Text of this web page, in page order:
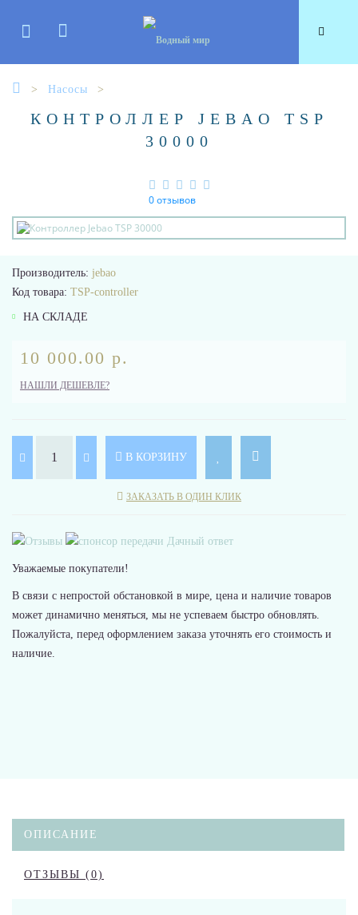
Насосы
КОНТРОЛЛЕР JEBAO TSP
30000
0 отзывов
Производитель: jebao
Код товара: TSP-controller
НА СКЛАДЕ
10 000.00 р.
НАШЛИ ДЕШЕВЛЕ?
В КОРЗИНУ
ЗАКАЗАТЬ В ОДИН КЛИК
Уважаемые покупатели!
В связи с непростой обстановкой в мире, цена и наличие товаров
может динамично меняться, мы не успеваем быстро обновлять.
Пожалуйста, перед оформлением заказа уточнять его стоимость и
наличие.
ОПИСАНИЕ
ОТЗЫВЫ (0)